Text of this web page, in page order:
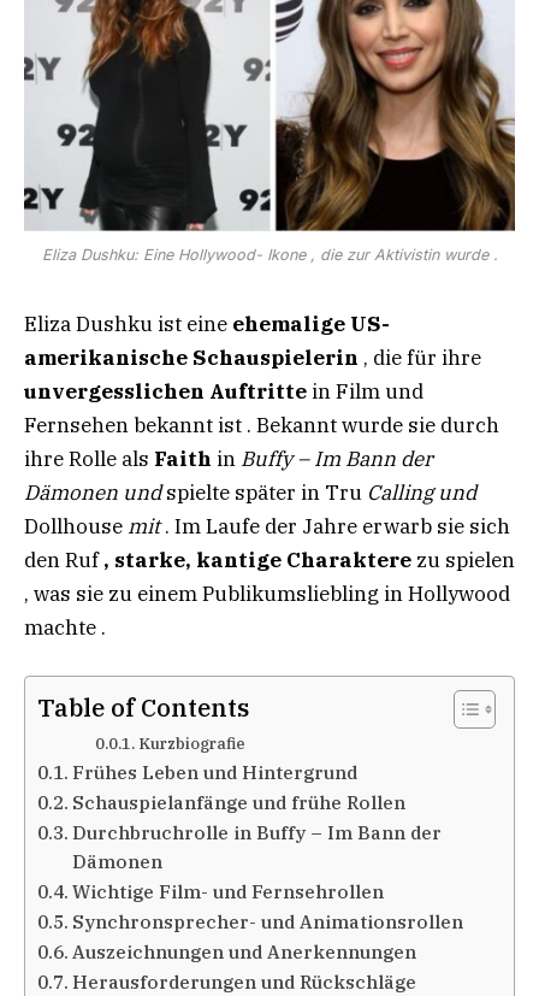
Eliza Dushku: Eine Hollywood- Ikone , die zur Aktivistin wurde .
Eliza Dushku ist eine ehemalige US-
amerikanische Schauspielerin , die für ihre
unvergesslichen Auftritte in Film und
Fernsehen bekannt ist . Bekannt wurde sie durch
ihre Rolle als Faith in Buffy –Im Bann der
Dämonen undspielte später in Tru Callingund
Dollhouse mit. Im Laufe der Jahre erwarb sie sich
den Ruf, starke, kantige Charaktere zu spielen
, was sie zu einem Publikumsliebling in Hollywood
machte .
Table of Contents
Kurzbiografie​
Frühes Leben und Hintergrund
Schauspielanfänge und frühe Rollen​
Durchbruchrolle in Buffy – Im Bann der
Dämonen
Wichtige Film- und Fernsehrollen​
Synchronsprecher- und Animationsrollen​​
Auszeichnungen und Anerkennungen
Herausforderungen und Rückschläge